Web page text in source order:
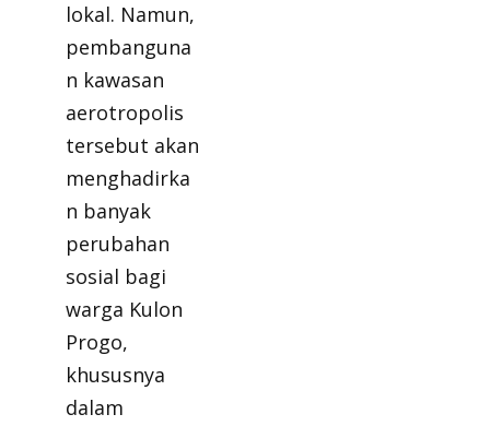
lokal. Namun,
pembanguna
n kawasan
aerotropolis
tersebut akan
menghadirka
n banyak
perubahan
sosial bagi
warga Kulon
Progo,
khususnya
dalam